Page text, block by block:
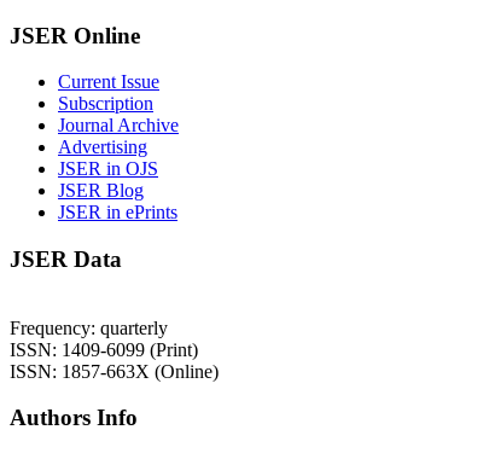
JSER Online
Current Issue
Subscription
Journal Archive
Advertising
JSER in OJS
JSER Blog
JSER in ePrints
JSER Data
Frequency: quarterly
ISSN: 1409-6099 (Print)
ISSN: 1857-663X (Online)
Authors Info